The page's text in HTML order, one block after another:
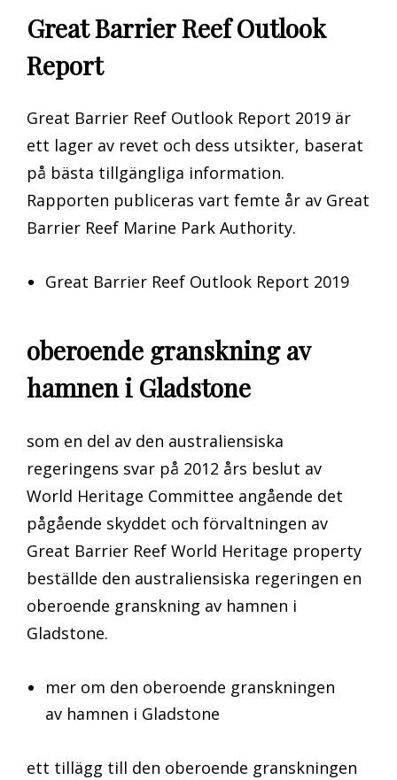
Great Barrier Reef Outlook
Report
Great Barrier Reef Outlook Report 2019 är
ett lager av revet och dess utsikter, baserat
på bästa tillgängliga information.
Rapporten publiceras vart femte år av Great
Barrier Reef Marine Park Authority.
Great Barrier Reef Outlook Report 2019
oberoende granskning av
hamnen i Gladstone
som en del av den australiensiska
regeringens svar på 2012 års beslut av
World Heritage Committee angående det
pågående skyddet och förvaltningen av
Great Barrier Reef World Heritage property
beställde den australiensiska regeringen en
oberoende granskning av hamnen i
Gladstone.
mer om den oberoende granskningen
av hamnen i Gladstone
ett tillägg till den oberoende granskningen